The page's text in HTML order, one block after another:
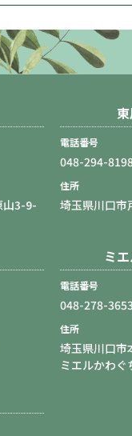
山3-9-
電話番号
048-294-
住所
埼玉県川口
ミ
電話番号
048-278-
住所
埼玉県川口
ミエルかわぐ